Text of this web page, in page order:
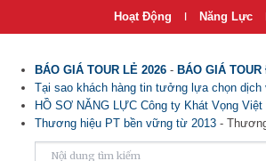
Hoạt Động | Năng Lực
BÁO GIÁ TOUR LẺ 2026 - BÁO GIÁ
Tại sao khách hàng tin tưởng lựa chọn
HỒ SƠ NĂNG LỰC Công ty Khát Vọng Việt
Thương hiệu PT bền vững từ 2013 -